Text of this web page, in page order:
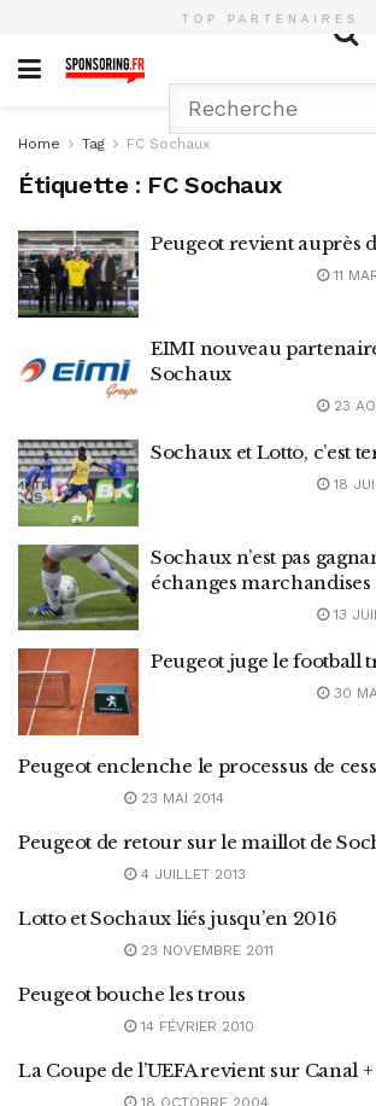
TOP PARTENAIRES
Home Tag FC Sochaux
Étiquette : FC Sochaux
Peugeot revient auprès
11
EIMI nouveau
Sochaux
23
Sochaux et Lotto, c’est
18
Sochaux n’est pas
échanges marchandises
13
Peugeot juge le football
30
Peugeot enclenche le processus de
23 MAI 2014
Peugeot de retour sur le maillot de
4 JUILLET 2013
Lotto et Sochaux liés jusqu’en 2016
23 NOVEMBRE 2011
Peugeot bouche les trous
14 FÉVRIER 2010
La Coupe de l’UEFA revient sur Canal +
18 OCTOBRE 2004